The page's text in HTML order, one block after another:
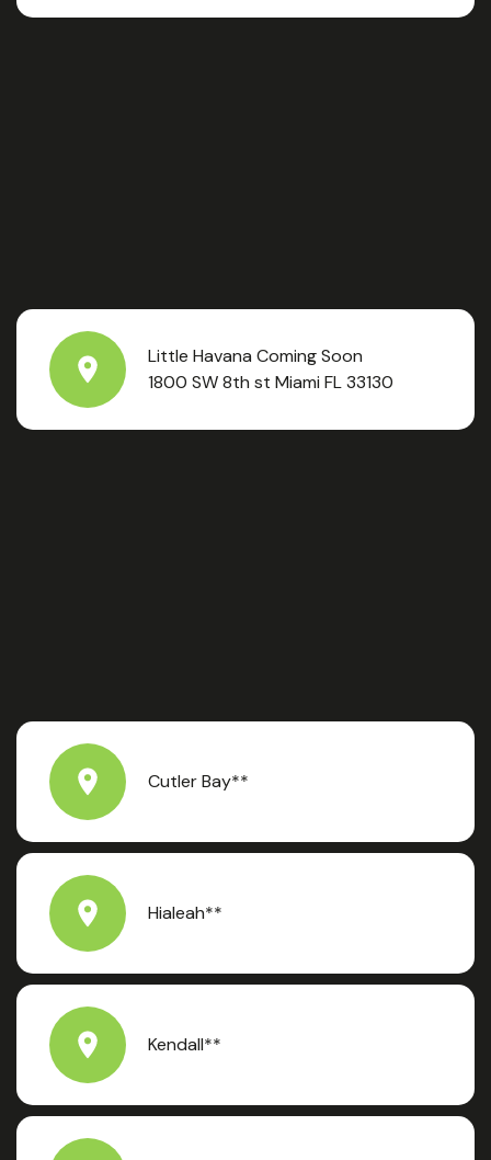
Little Havana Coming Soon
1800 SW 8th st Miami FL 33130
Cutler Bay**
Hialeah**
Kendall**